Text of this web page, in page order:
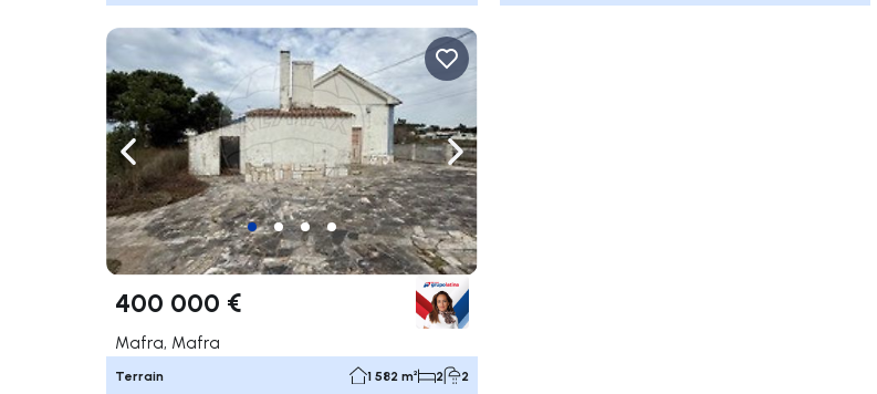
Naviguer vers la gauche Naviguer vers la droite
400 000 €
Mafra, Mafra
Terrain 1 582 m² 2 2